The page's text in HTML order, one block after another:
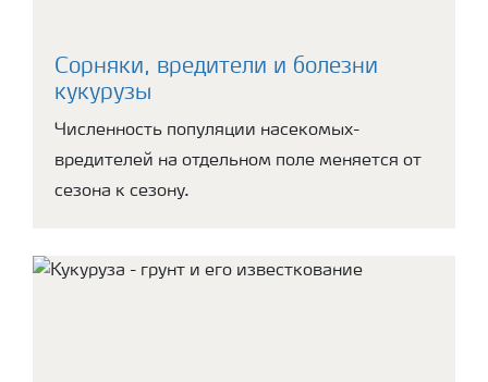
Сорняки, вредители и болезни
кукурузы
Численность популяции насекомых-
вредителей на отдельном поле меняется от
сезона к сезону.